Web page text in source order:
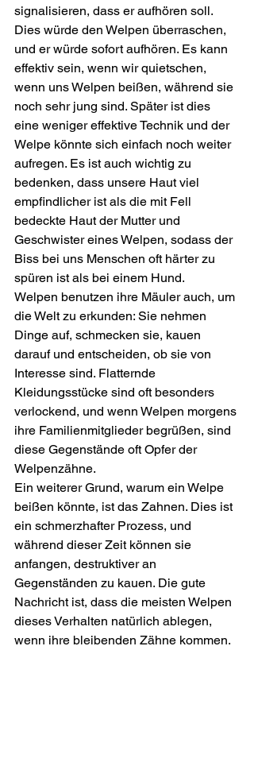
signalisieren, dass er aufhören soll.
Dies würde den Welpen überraschen,
und er würde sofort aufhören. Es kann
effektiv sein, wenn wir quietschen,
wenn uns Welpen beißen, während sie
noch sehr jung sind. Später ist dies
eine weniger effektive Technik und der
Welpe könnte sich einfach noch weiter
aufregen. Es ist auch wichtig zu
bedenken, dass unsere Haut viel
empfindlicher ist als die mit Fell
bedeckte Haut der Mutter und
Geschwister eines Welpen, sodass der
Biss bei uns Menschen oft härter zu
spüren ist als bei einem Hund.
Welpen benutzen ihre Mäuler auch, um
die Welt zu erkunden: Sie nehmen
Dinge auf, schmecken sie, kauen
darauf und entscheiden, ob sie von
Interesse sind. Flatternde
Kleidungsstücke sind oft besonders
verlockend, und wenn Welpen morgens
ihre Familienmitglieder begrüßen, sind
diese Gegenstände oft Opfer der
Welpenzähne.
Ein weiterer Grund, warum ein Welpe
beißen könnte, ist das Zahnen. Dies ist
ein schmerzhafter Prozess, und
während dieser Zeit können sie
anfangen, destruktiver an
Gegenständen zu kauen. Die gute
Nachricht ist, dass die meisten Welpen
dieses Verhalten natürlich ablegen,
wenn ihre bleibenden Zähne kommen.